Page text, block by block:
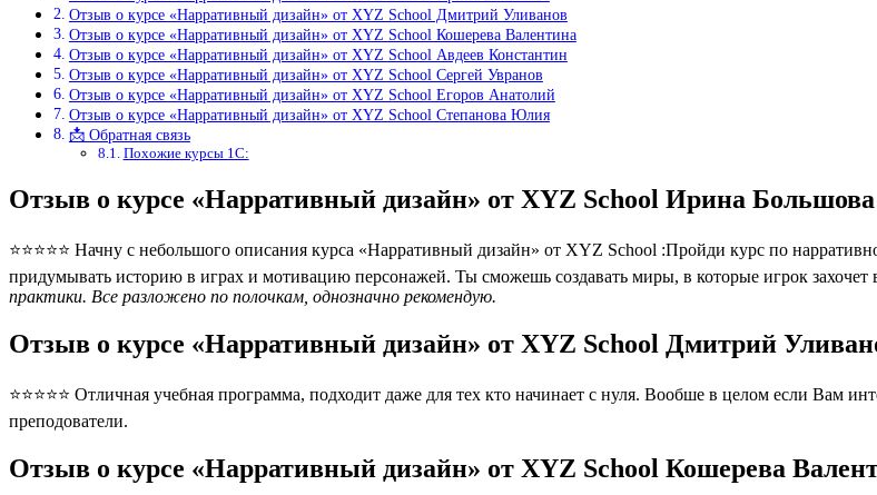
Отзыв о курсе «Нарративный дизайн» от XYZ School Дмитрий Уливанов
Отзыв о курсе «Нарративный дизайн» от XYZ School Кошерева Валентина
Отзыв о курсе «Нарративный дизайн» от XYZ School Авдеев Константин
Отзыв о курсе «Нарративный дизайн» от XYZ School Сергей Увранов
Отзыв о курсе «Нарративный дизайн» от XYZ School Егоров Анатолий
Отзыв о курсе «Нарративный дизайн» от XYZ School Степанова Юлия
📩 Обратная связь
Похожие курсы 1С:
Отзыв о курсе «Нарративный дизайн» от XYZ School Ирина Большова
⭐⭐⭐⭐⭐ Начну с небольшого описания курса «Нарративный дизайн» от XYZ School :Пройди курс по
придумывать историю в играх и мотивацию персонажей. Ты сможешь создавать миры, в которые игрок захочет
практики. Все разложено по полочкам, однозначно рекомендую.
Отзыв о курсе «Нарративный дизайн» от XYZ School Дмитрий
⭐⭐⭐⭐⭐ Отличная учебная программа, подходит даже для тех кто начинает с нуля. Вообше в целом если Вам
преподователи.
Отзыв о курсе «Нарративный дизайн» от XYZ School Кошерева